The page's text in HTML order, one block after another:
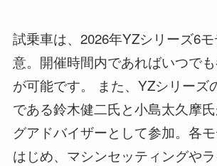
試乗車は、2026年YZシリーズ6
意。開催時間内であればいつで
が可能です。 また、YZシリーズ
である鈴木健二氏と小島太久摩
グアドバイザーとして参加。各
はじめ、マシンセッティングや